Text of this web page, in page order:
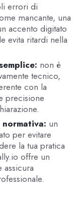
errori di
mancante, una
accento digitato
evita ritardi nella
non è
tecnico,
con la
precisione
un
per evitare
la tua pratica
offre un